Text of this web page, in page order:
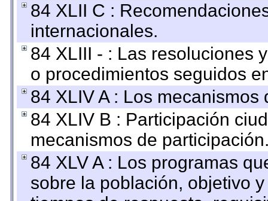
84 XLII C :
internacionales.
84 XLIII - : Las resoluciones
o procedimientos seguidos
84 XLIV A : Los
84 XLIV B : Participación
mecanismos de
84 XLV A : Los programas
sobre la población, objetivo